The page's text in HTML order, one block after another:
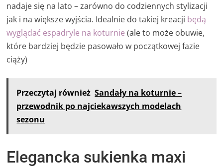
nadaje się na lato – zarówno do codziennych stylizacji
jak i na większe wyjścia. Idealnie do takiej kreacji będą
wyglądać espadryle na koturnie (ale to może obuwie,
które bardziej będzie pasowało w początkowej fazie
ciąży)
Przeczytaj również Sandały na koturnie –
przewodnik po najciekawszych modelach
sezonu
Elegancka sukienka maxi